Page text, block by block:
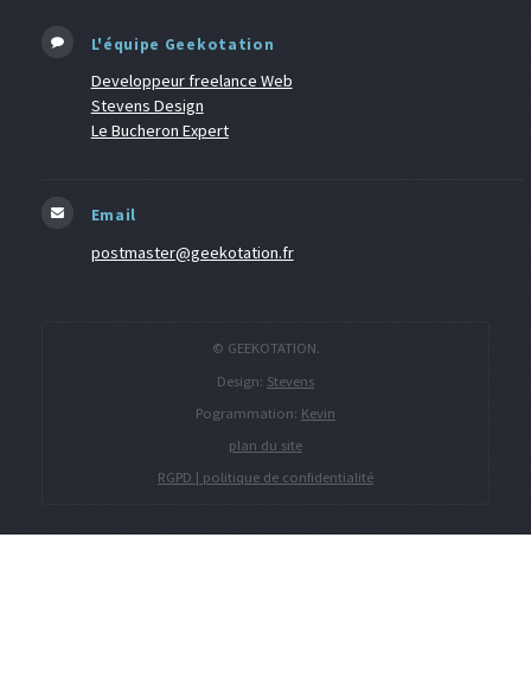
L'équipe Geekotation
Developpeur freelance Web
Stevens Design
Le Bucheron Expert
Email
postmaster@geekotation.fr
© GEEKOTATION.
Design: Stevens
Pogrammation: Kevin
plan du site
RGPD | politique de confidentialité